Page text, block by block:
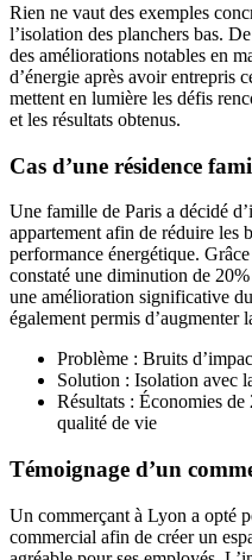
Rien ne vaut des exemples
l’isolation des planchers bas.
des améliorations notables en
d’énergie après avoir entrepris
mettent en lumière les défis
et les résultats obtenus.
Cas d’une résidence
Une famille de Paris a décidé
appartement afin de réduire les
performance énergétique.
constaté une diminution de
une amélioration significative
également permis
Problème : Bruits
Solution : Isolation avec
Résultats : Économies
qualité de vie
Témoignage d’un
Un commerçant à Lyon a opté
commercial afin de créer un